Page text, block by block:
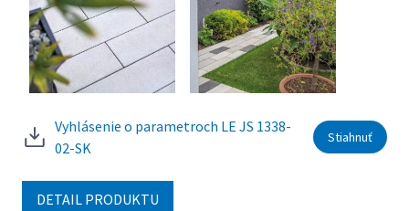
Vyhlásenie o parametroch LE JS 1338-
02-SK
Stiahnuť
DETAIL PRODUKTU